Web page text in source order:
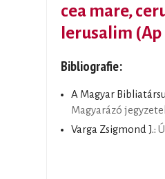
cea mare,
Ierusalim (Ap
Bibliografie:
A Magyar
Magyarázó
Varga Zsigmond J.: